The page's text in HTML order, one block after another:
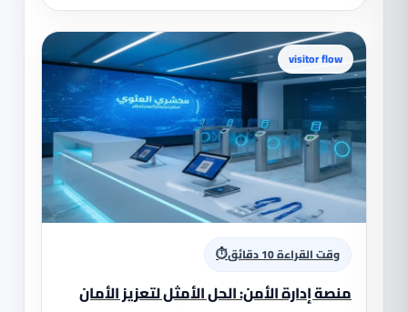
visitor flow
⏱ وقت القراءة 10 دقائق
منصة إدارة الأمن: الحل الأمثل لتعزيز الأمان